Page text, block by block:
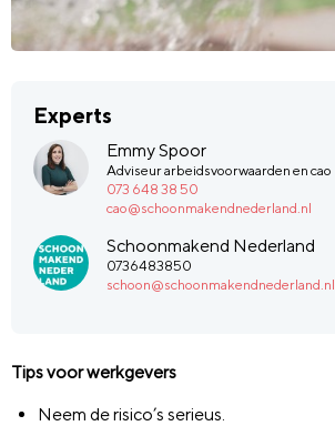
Experts
Emmy Spoor
Adviseur arbeidsvoorwaarden en cao
073 648 38 50
cao@schoonmakendnederland.nl
Schoonmakend Nederland
0736483850
schoon@schoonmakendnederland.nl
Tips voor werkgevers
Neem de risico’s serieus.